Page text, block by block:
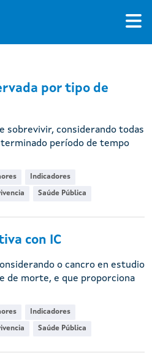
por tipo de
sobrevivir, considerando todas
período de tempo
Indicadores
Saúde Pública
con IC
o cancro en estudio
de morte, e que proporciona
Indicadores
Saúde Pública